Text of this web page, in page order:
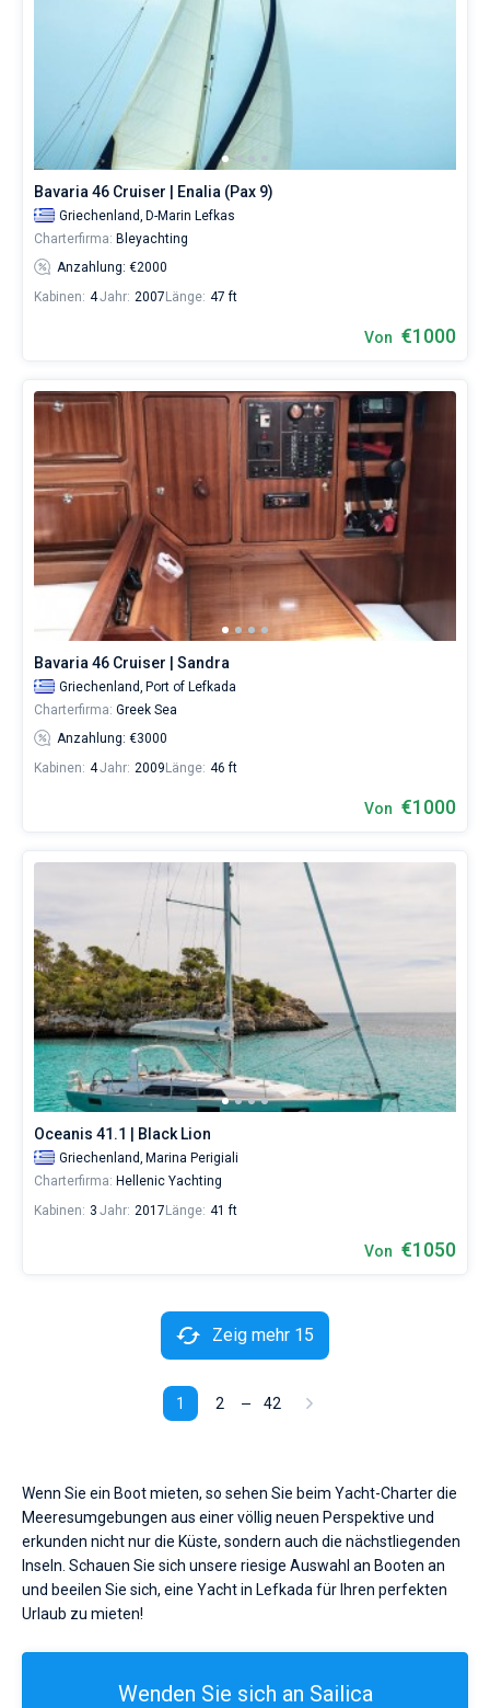
Bavaria 46 Cruiser | Enalia (Pax 9)
Griechenland, D-Marin Lefkas
Charterfirma: Bleyachting
Anzahlung: €2000
Kabinen: 4Jahr: 2007 Länge: 47 ft
Von €1000
Bavaria 46 Cruiser | Sandra
Griechenland, Port of Lefkada
Charterfirma: Greek Sea
Anzahlung: €3000
Kabinen: 4Jahr: 2009 Länge: 46 ft
Von €1000
Oceanis 41.1 | Black Lion
Griechenland, Marina Perigiali
Charterfirma: Hellenic Yachting
Kabinen: 3 Jahr: 2017 Länge: 41 ft
Von €1050
1 2 42
Zeig mehr 15
Wenn Sie ein Boot mieten, so sehen Sie beim Yacht-Charter die
Meeresumgebungen aus einer völlig neuen Perspektive und
erkunden nicht nur die Küste, sondern auch die nächstliegenden
Inseln. Schauen Sie sich unsere riesige Auswahl an Booten an
und beeilen Sie sich, eine Yacht in Lefkada für Ihren perfekten
Urlaub zu mieten!
Wenden Sie sich an Sailica